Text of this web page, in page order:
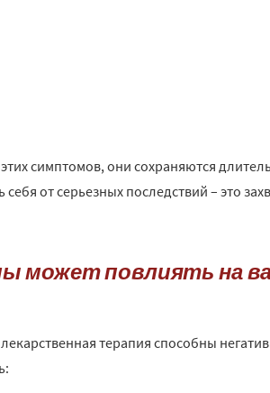
симптомов, они сохраняются
себя от серьезных последствий – это
может повлиять на
терапия способны